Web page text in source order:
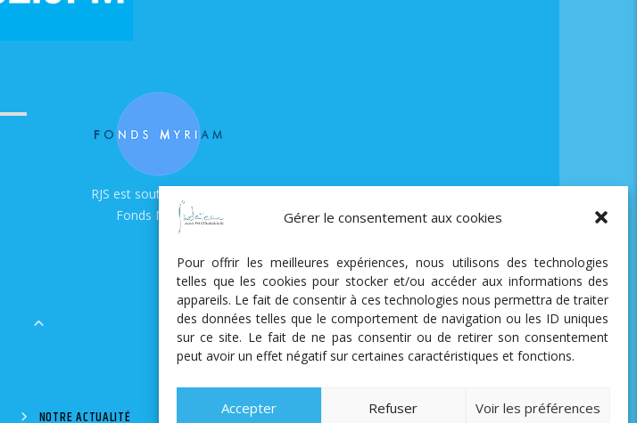
Gérer le consentement aux cookies
Pour offrir les meilleures expériences, nous utilisons des technologies
telles que les cookies pour stocker et/ou accéder aux informations des
appareils. Le fait de consentir à ces technologies nous permettra de traiter
des données telles que le comportement de navigation ou les ID uniques
sur ce site. Le fait de ne pas consentir ou de retirer son consentement
peut avoir un effet négatif sur certaines caractéristiques et fonctions.
Accepter Refuser Voir les préférences
RJS est soutenue par le
Fonds Myriam
NOTRE ACTUALITÉ